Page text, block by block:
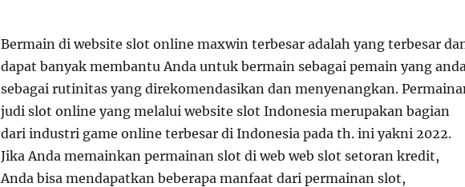
Bermain di website slot online maxwin terbesar adalah yang terbesar
dapat banyak membantu Anda untuk bermain sebagai pemain yang
sebagai rutinitas yang direkomendasikan dan menyenangkan.
judi slot online yang melalui website slot Indonesia merupakan bagian
dari industri game online terbesar di Indonesia pada th. ini yakni 2022.
Jika Anda memainkan permainan slot di web web slot setoran kredit,
Anda bisa mendapatkan beberapa manfaat dari permainan slot,